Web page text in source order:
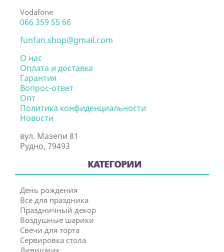
Vodafone
066 359 55 66
funfan.shop@gmail.com
О нас
Оплата и доставка
Гарантия
Вопрос-ответ
Опт
Политика конфиденциальности
Новости
вул. Мазепи 81
Рудно, 79493
КАТЕГОРИИ
День рождения
Все для праздника
Праздничный декор
Воздушные шарики
Свечи для торта
Сервировка стола
Дивишник